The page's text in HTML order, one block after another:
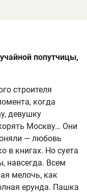
попутчицы,
строителя
когда
девушку
Москву… Они
— любовь
в книгах. Но суета
навсегда. Всем
мелочь, как
ерунда. Пашка